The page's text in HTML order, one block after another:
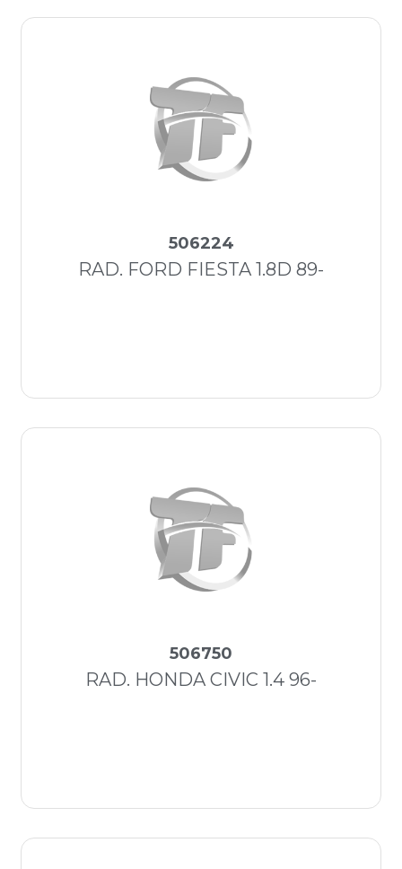
506224
RAD. FORD FIESTA 1.8D 89-
506750
RAD. HONDA CIVIC 1.4 96-